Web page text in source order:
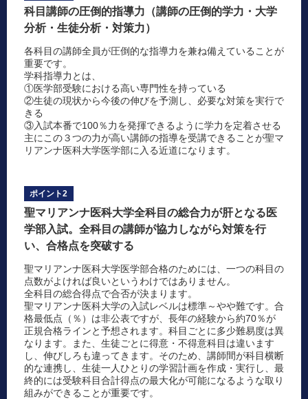
科目講師の圧倒的指導力（講師の圧倒的学力・大学
分析・生徒分析・対策力）
各科目の講師全員が圧倒的な指導力を兼ね備えていることが
重要です。
学科指導力とは、
①医学部受験における高い専門性を持っている
②生徒の現状から今後の伸びを予測し、必要な対策を実行で
きる
③入試本番で100％力を発揮できるように学力を定着させる
主にこの３つの力が高い講師の指導を受講できることが聖マ
リアンナ医科大学医学部に入る近道になります。
ポイント2
聖マリアンナ医科大学全科目の総合力が肝となる医
学部入試。全科目の講師が協力しながら対策を行
い、合格点を突破する
聖マリアンナ医科大学医学部合格のためには、一つの科目の
点数がよければ良いというわけではありません。
全科目の総合得点で合否が決まります。
聖マリアンナ医科大学の入試レベルは標準～やや難です。合
格最低点（％）は非公表ですが、長年の経験から約70％が
正規合格ラインと予想されます。科目ごとに多少難易度は異
なります。また、生徒ごとに得意・不得意科目は違います
し、伸びしろも違ってきます。そのため、講師間が科目横断
的な連携し、生徒一人ひとりの学習計画を作成・実行し、最
終的には受験科目合計得点の最大化が可能になるような取り
組みができることが重要です。